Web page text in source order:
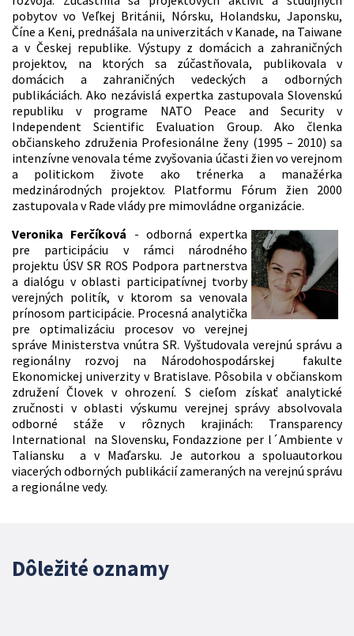
pobytov vo Veľkej Británii, Nórsku, Holandsku, Japonsku,
Číne a Keni, prednášala na univerzitách v Kanade, na Taiwane
a v Českej republike. Výstupy z domácich a zahraničných
projektov, na ktorých sa zúčastňovala, publikovala v
domácich a zahraničných vedeckých a odborných
publikáciách. Ako nezávislá expertka zastupovala Slovenskú
republiku v programe NATO Peace and Security v
Independent Scientific Evaluation Group. Ako členka
občianskeho združenia Profesionálne ženy (1995 – 2010) sa
intenzívne venovala téme zvyšovania účasti žien vo verejnom
a politickom živote ako trénerka a manažérka
medzinárodných projektov. Platformu Fórum žien 2000
zastupovala v Rade vlády pre mimovládne organizácie.
Veronika Ferčíková - odborná expertka
pre participáciu v rámci národného
projektu ÚSV SR ROS Podpora partnerstva
a dialógu v oblasti participatívnej tvorby
verejných politík, v ktorom sa venovala
prínosom participácie. Procesná analytička
pre optimalizáciu procesov vo verejnej
správe Ministerstva vnútra SR. Vyštudovala verejnú správu a
regionálny rozvoj na Národohospodárskej fakulte
Ekonomickej univerzity v Bratislave. Pôsobila v občianskom
združení Človek v ohrození. S cieľom získať analytické
zručnosti v oblasti výskumu verejnej správy absolvovala
odborné stáže v rôznych krajinách: Transparency
International na Slovensku, Fondazzione per l´Ambiente v
Taliansku a v Maďarsku. Je autorkou a spoluautorkou
viacerých odborných publikácií zameraných na verejnú správu
a regionálne vedy.
Dôležité oznamy